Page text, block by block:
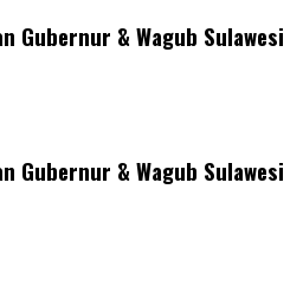
Gubernur & Wagub Sulawesi
Gubernur & Wagub Sulawesi